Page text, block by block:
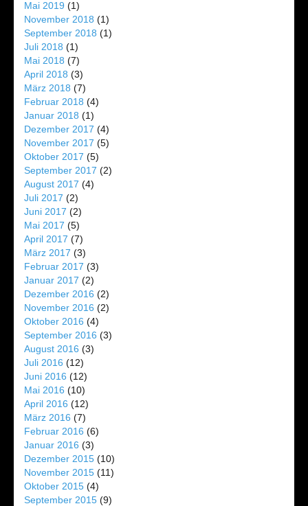
Mai 2019 (1)
November 2018 (1)
September 2018 (1)
Juli 2018 (1)
Mai 2018 (7)
April 2018 (3)
März 2018 (7)
Februar 2018 (4)
Januar 2018 (1)
Dezember 2017 (4)
November 2017 (5)
Oktober 2017 (5)
September 2017 (2)
August 2017 (4)
Juli 2017 (2)
Juni 2017 (2)
Mai 2017 (5)
April 2017 (7)
März 2017 (3)
Februar 2017 (3)
Januar 2017 (2)
Dezember 2016 (2)
November 2016 (2)
Oktober 2016 (4)
September 2016 (3)
August 2016 (3)
Juli 2016 (12)
Juni 2016 (12)
Mai 2016 (10)
April 2016 (12)
März 2016 (7)
Februar 2016 (6)
Januar 2016 (3)
Dezember 2015 (10)
November 2015 (11)
Oktober 2015 (4)
September 2015 (9)